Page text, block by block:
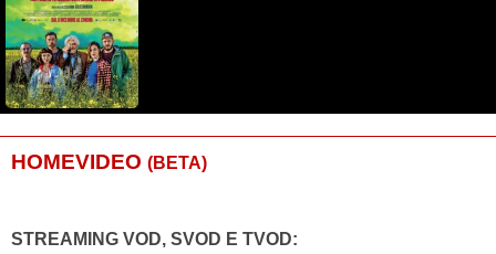
HOMEVIDEO (BETA)
STREAMING VOD, SVOD E TVOD: